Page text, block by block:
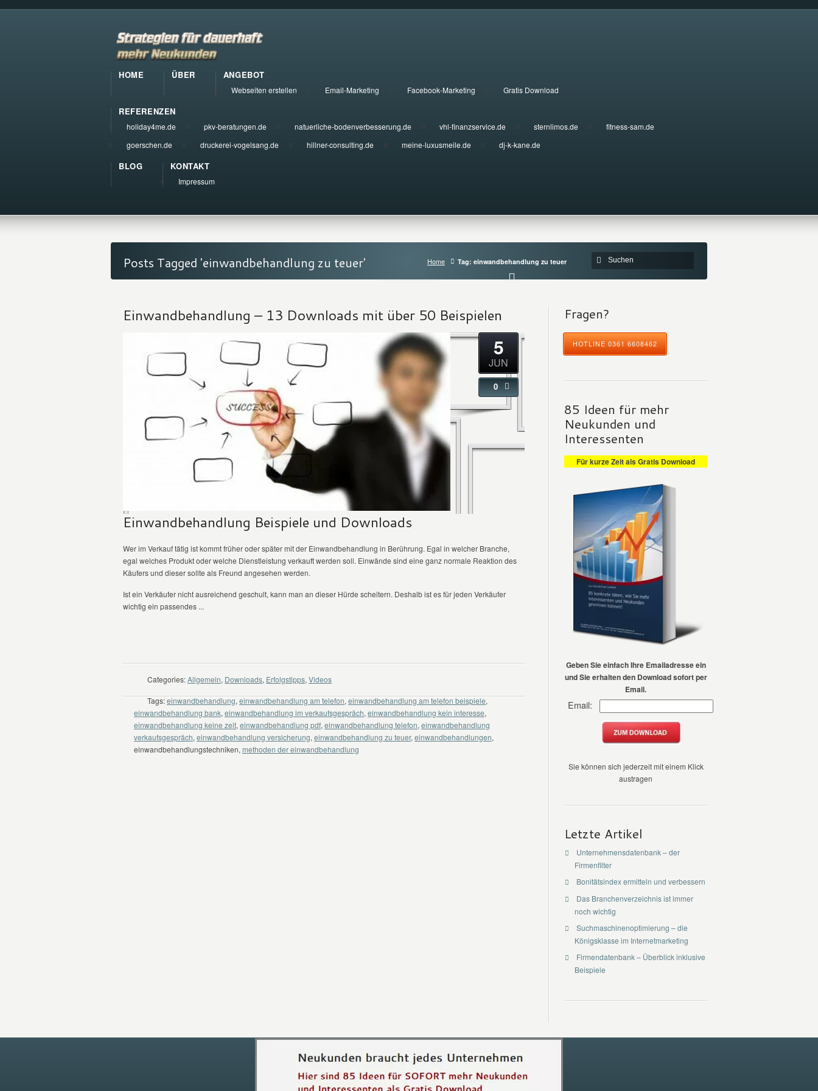
HOME ÜBER ANGEBOT
Webseiten erstellen Email-Marketing Facebook-Marketing Gratis Download
REFERENZEN
holiday4me.de pkv-beratungen.de natuerliche-bodenverbesserung.de vhl-finanzservice.de sternlimos.de
fitness-sam.de
goerschen.de
druckerei-vogelsang.de hillner-consulting.de meine-luxusmeile.de dj-k-kane.de
BLOG KONTAKT
Impressum
Posts Tagged 'einwandbehandlung zu teuer' Home Tag: einwandbehandlung zu teuer
Einwandbehandlung – 13 Downloads mit über 50 Beispielen
Einwandbehandlung Beispiele und Downloads
Wer im Verkauf tätig ist kommt früher oder später mit der Einwandbehandlung in Berührung. Egal in welcher Branche,
egal welches Produkt oder welche Dienstleistung verkauft werden soll. Einwände sind eine ganz normale Reaktion des
Käufers und dieser sollte als Freund angesehen werden.
Ist ein Verkäufer nicht ausreichend geschult, kann man an dieser Hürde scheitern. Deshalb ist es für jeden Verkäufer
wichtig ein passendes ...
5
JUN
0
Categories:Allgemein, Downloads, Erfolgstipps, Videos
Tags:einwandbehandlung, einwandbehandlung am telefon, einwandbehandlung am telefon beispiele,
einwandbehandlung bank, einwandbehandlung im verkaufsgespräch, einwandbehandlung kein interesse,
einwandbehandlung keine zeit, einwandbehandlung pdf, einwandbehandlung telefon, einwandbehandlung
verkaufsgespräch, einwandbehandlung versicherung, einwandbehandlung zu teuer, einwandbehandlungen,
einwandbehandlungstechniken, methoden der einwandbehandlung
Fragen?
HOTLINE 0361 6608462
85 Ideen für mehr
Neukunden und
Interessenten
Für kurze Zeit als Gratis Download
Geben Sie einfach Ihre Emailadresse ein
und Sie erhalten den Download sofort per
Email.
Email:
Sie können sich jederzeit mit einem Klick
austragen
Letzte Artikel
Unternehmensdatenbank – der
Firmenfilter
Bonitätsindex ermitteln und verbessern
Das Branchenverzeichnis ist immer
noch wichtig
Suchmaschinenoptimierung – die
Königsklasse im Internetmarketing
Firmendatenbank – Überblick inklusive
Beispiele